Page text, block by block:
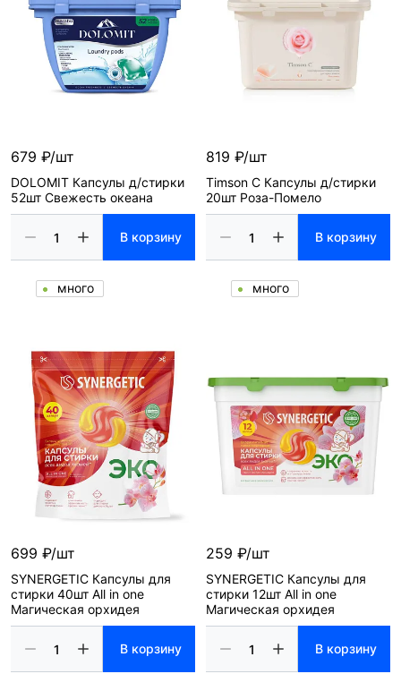
679 ₽/шт
DOLOMIT Капсулы д/стирки
52шт Свежесть океана
В корзину
много
819 ₽/шт
Timson C Капсулы д/стирки
20шт Роза-Помело
В корзину
много
699 ₽/шт
SYNERGETIC Капсулы для
стирки 40шт All in one
Магическая орхидея
В корзину
259 ₽/шт
SYNERGETIC Капсулы для
стирки 12шт All in one
Магическая орхидея
В корзину